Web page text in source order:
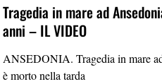
Tragedia in mare ad
anni – IL VIDEO
ANSEDONIA. Tragedia in mare
è morto nella tarda